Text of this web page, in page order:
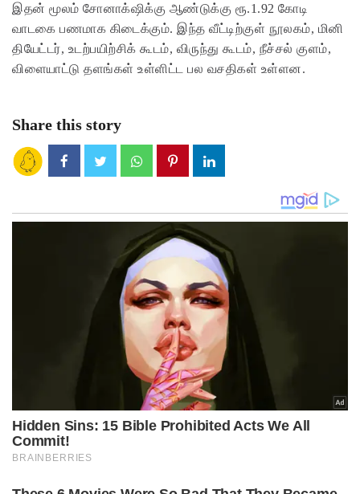
இதன் மூலம் சோனாக்‌ஷிக்கு ஆண்டுக்கு ரூ.1.92 கோடி
வாடகை பணமாக கிடைக்கும். இந்த வீட்டிற்குள் நூலகம், மினி
தியேட்டர், உடற்பயிற்சிக் கூடம், விருந்து கூடம், நீச்சல் குளம்,
விளையாட்டு தளங்கள் உள்ளிட்ட பல வசதிகள் உள்ளன.
Share this story